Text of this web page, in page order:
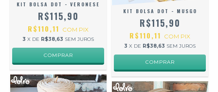
KIT BOLSA DOT - VERONESE
R$115,90
R$110,11 COM PIX
3 X DE R$38,63 SEM JUROS
KIT BOLSA DOT - MUSGO
R$115,90
R$110,11 COM PIX
3 X DE R$38,63 SEM JUROS